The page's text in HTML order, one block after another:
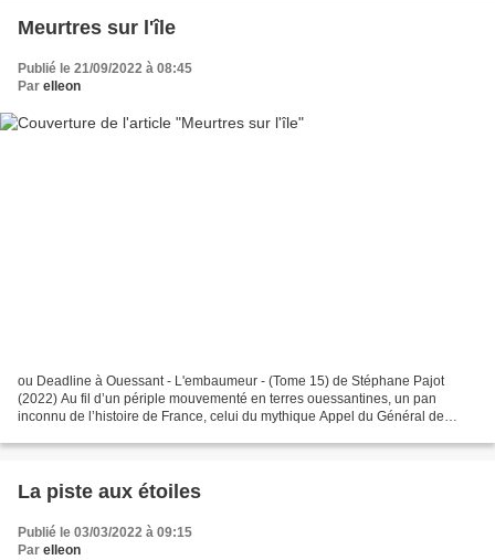
Meurtres sur l'île
Publié le 21/09/2022 à 08:45
Par elleon
ou Deadline à Ouessant - L'embaumeur - (Tome 15) de Stéphane Pajot
(2022) Au fil d’un périple mouvementé en terres ouessantines, un pan
inconnu de l’histoire de France, celui du mythique Appel du Général de
La piste aux étoiles
Publié le 03/03/2022 à 09:15
Par elleon